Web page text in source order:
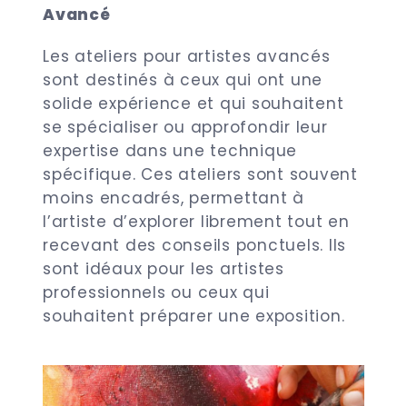
Avancé
Les ateliers pour artistes avancés
sont destinés à ceux qui ont une
solide expérience et qui souhaitent
se spécialiser ou approfondir leur
expertise dans une technique
spécifique. Ces ateliers sont souvent
moins encadrés, permettant à
l’artiste d’explorer librement tout en
recevant des conseils ponctuels. Ils
sont idéaux pour les artistes
professionnels ou ceux qui
souhaitent préparer une exposition.